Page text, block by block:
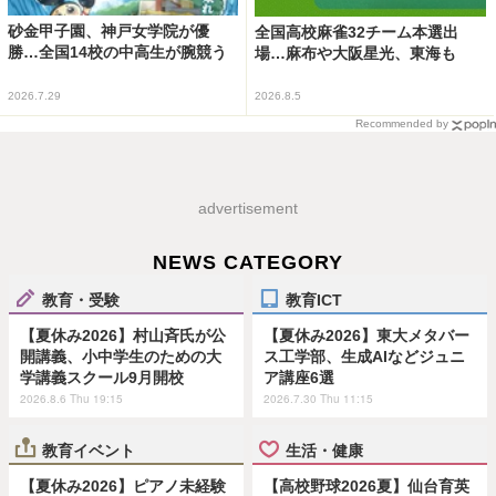
砂金甲子園、神戸女学院が優
勝…全国14校の中高生が腕競う
2026.7.29
全国高校麻雀32チーム本選出
場…麻布や大阪星光、東海も
2026.8.5
Recommended by
advertisement
NEWS CATEGORY
教育・受験
【夏休み2026】村山斉氏が公
開講義、小中学生のための大
学講義スクール9月開校
2026.8.6 Thu 19:15
教育ICT
【夏休み2026】東大メタバー
ス工学部、生成AIなどジュニ
ア講座6選
2026.7.30 Thu 11:15
教育イベント
【夏休み2026】ピアノ未経験
生活・健康
【高校野球2026夏】仙台育英